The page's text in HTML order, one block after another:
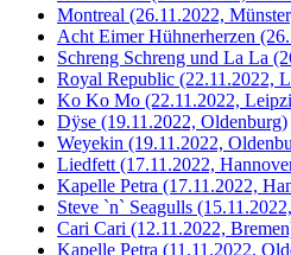
Montreal (26.11.2022,
Acht Eimer Hühnerherzen
Schreng Schreng und La La
Royal Republic (22.11.2022,
Ko Ko Mo (22.11.2022,
Dÿse (19.11.2022, Oldenburg)
Weyekin (19.11.2022,
Liedfett (17.11.2022,
Kapelle Petra (17.11.2022,
Steve `n` Seagulls
Cari Cari (12.11.2022,
Kapelle Petra (11.11.2022,